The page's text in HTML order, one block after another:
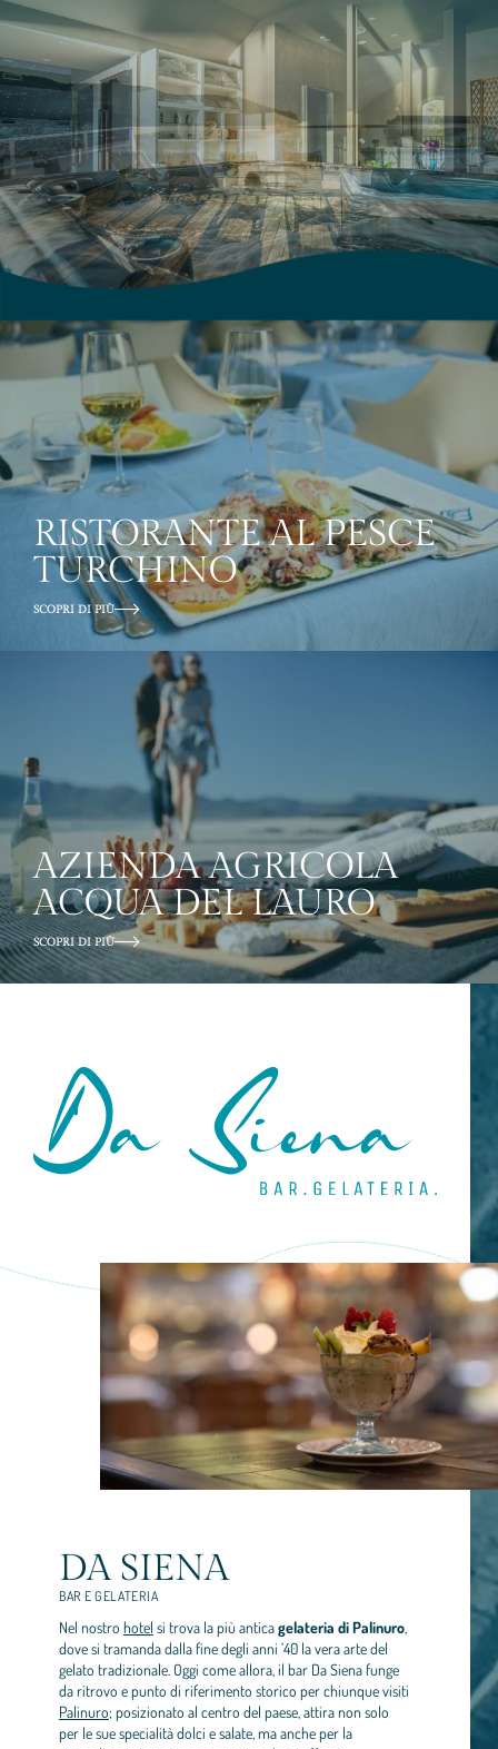
RISTORANTE AL PESCE
TURCHINO
SCOPRI DI PIÙ
AZIENDA AGRICOLA
ACQUA DEL LAURO
SCOPRI DI PIÙ
DA SIENA
BAR E GELATERIA
Nel nostro hotel si trova la più anticagelateria di Palinuro,
dove si tramanda dalla fine degli anni ’40 la vera arte del
gelato tradizionale. Oggi come allora, il bar Da Siena funge
da ritrovo e punto di riferimento storico per chiunque visiti
Palinuro; posizionato al centro del paese, attira non solo
per le sue specialità dolci e salate, ma anche per la